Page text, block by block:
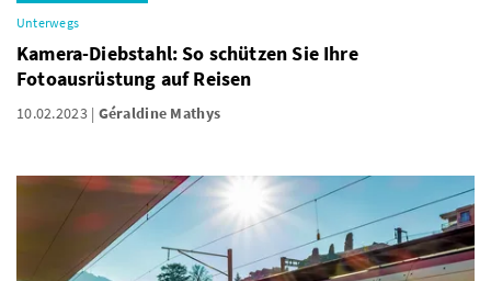
Unterwegs
Kamera-Diebstahl: So schützen Sie Ihre
Fotoausrüstung auf Reisen
10.02.2023 Géraldine Mathys